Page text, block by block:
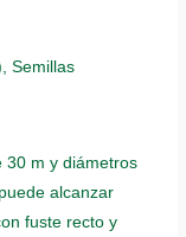
,Semillas
30 m y diámetros
alcanzar
fuste recto y